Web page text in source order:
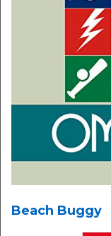
Beach Buggy